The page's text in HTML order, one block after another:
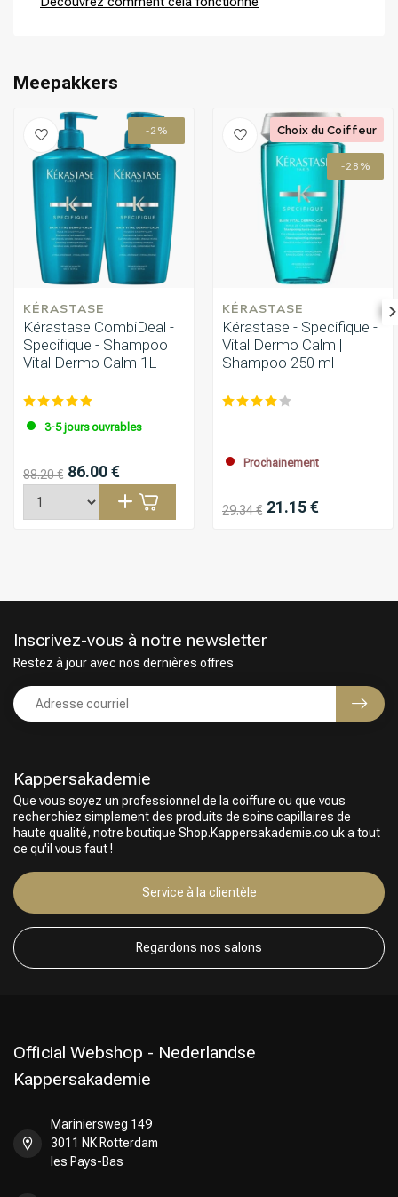
Choix du Coiffeur
protection et un traitement continu pour les cheveux qui s'affinent.
Meepakkers
-2%
KÉRASTASE
Kérastase CombiDeal -
Specifique - Shampoo
Vital Dermo Calm 1L
3-5 jours ouvrables
88.20 € 86.00 €
-28%
KÉRASTASE
Kérastase - Specifique -
Vital Dermo Calm |
Shampoo 250 ml
Prochainement
29.34 € 21.15 €
Choix du Coiffeur
Kappersakademie
Que vous soyez un professionnel de la coiffure ou que vous
recherchiez simplement des produits de soins capillaires de
haute qualité, notre boutique Shop.Kappersakademie.co.uk a tout
ce qu'il vous faut !
Service à la clientèle
Regardons nos salons
Inscrivez-vous à notre newsletter
Restez à jour avec nos dernières offres
Official Webshop - Nederlandse
Kappersakademie
Mariniersweg 149
3011 NK Rotterdam
les Pays-Bas